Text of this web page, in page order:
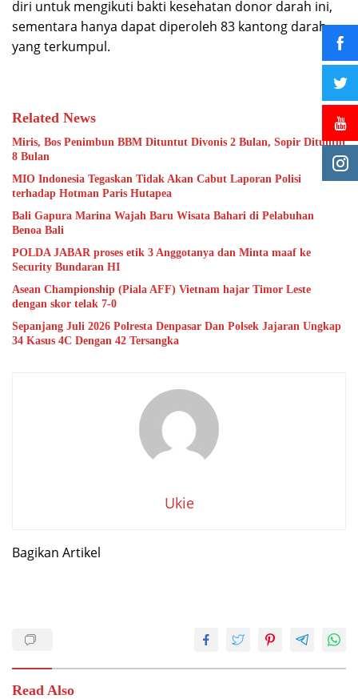
diri untuk mengikuti bakti kesehatan donor darah ini,
sementara hanya dapat diperoleh 83 kantong darah
yang terkumpul.
Related News
Miris, Bos Penimbun BBM Dituntut Divonis 2 Bulan, Sopir Dituntut
8 Bulan
MIO Indonesia Tegaskan Tidak Akan Cabut Laporan Polisi
terhadap Hotman Paris Hutapea
Bali Gapura Marina Wajah Baru Wisata Bahari di Pelabuhan
Benoa Bali
POLDA JABAR proses etik 3 Anggotanya dan Minta maaf ke
Security Bundaran HI
Asean Championship (Piala AFF) Vietnam hajar Timor Leste
dengan skor telak 7-0
Sepanjang Juli 2026 Polresta Denpasar Dan Polsek Jajaran Ungkap
34 Kasus 4C Dengan 42 Tersangka
Ukie
Bagikan Artikel
Read Also